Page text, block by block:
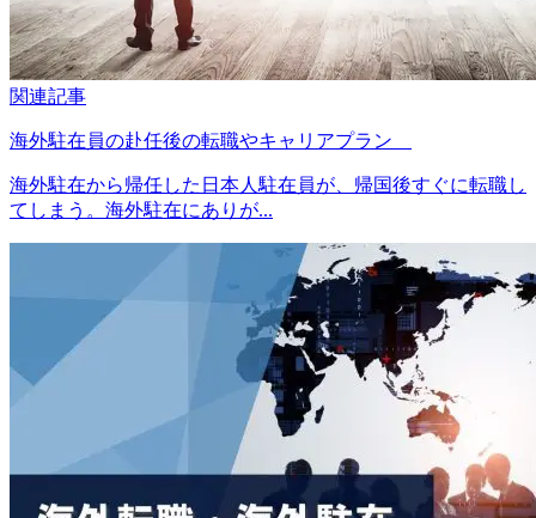
関連記事
海外駐在員の赴任後の転職やキャリアプラン
海外駐在から帰任した日本人駐在員が、帰国後すぐに転職し
てしまう。海外駐在にありが...